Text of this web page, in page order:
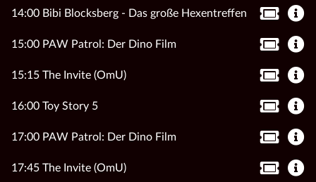
14:00 Bibi Blocksberg - Das große Hexentreffen
15:00 PAW Patrol: Der Dino Film
15:15 The Invite (OmU)
16:00 Toy Story 5
17:00 PAW Patrol: Der Dino Film
17:45 The Invite (OmU)